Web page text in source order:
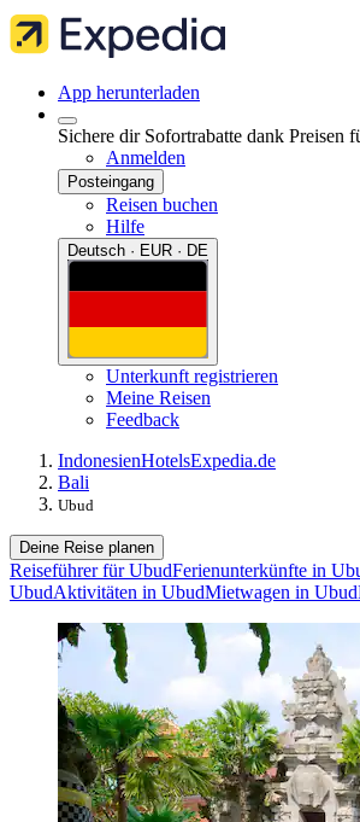
App herunterladen
Sichere dir Sofortrabatte dank Preisen
Anmelden
Posteingang
Reisen buchen
Hilfe
Deutsch · EUR · DE
Unterkunft registrieren
Meine Reisen
Feedback
IndonesienHotelsExpedia.de
Bali
Ubud
Deine Reise planen
Reiseführer für UbudFerienunterkünfte in
UbudAktivitäten in UbudMietwagen in Ubud